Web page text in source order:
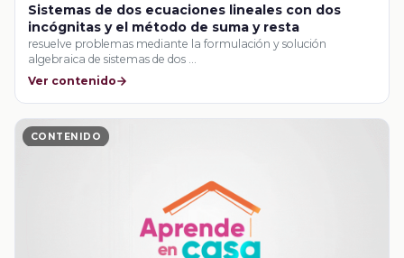
Sistemas de dos ecuaciones lineales con dos
incógnitas y el método de suma y resta
resuelve problemas mediante la formulación y solución
algebraica de sistemas de dos …
Ver contenido
CONTENIDO